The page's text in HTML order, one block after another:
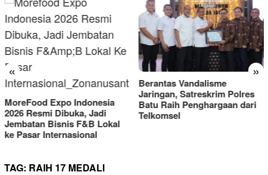
« »
Berantas Vandalisme
Batu Raih Penghargaan dari
Telkomsel
RM OG Alami Kenaikan
Omset di Porprov IX Jatim
2025
TAG: RAIH 17 MEDALI